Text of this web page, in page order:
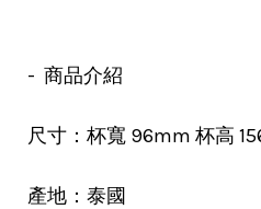
- 商品介紹
尺寸：杯寬 96mm 杯高
產地：泰國